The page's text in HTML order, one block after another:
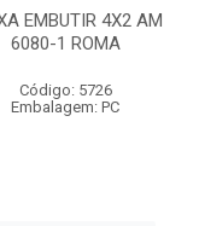
EMBUTIR 4X2 AM
6080-1 ROMA
Código: 5726
Embalagem: PC